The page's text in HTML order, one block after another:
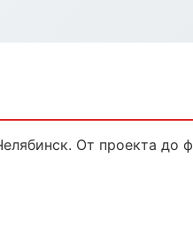
От проекта до